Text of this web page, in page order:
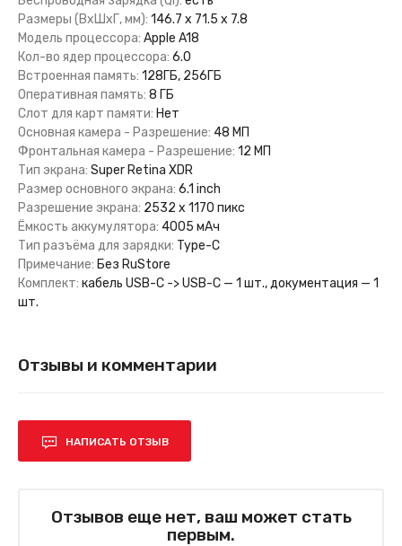
Размеры (ВхШхГ, мм): 146.7 x 71.5 x 7.8
Модель процессора: Apple A18
Кол-во ядер процессора: 6.0
Встроенная память: 128ГБ, 256ГБ
Оперативная память: 8 ГБ
Слот для карт памяти: Нет
Основная камера - Разрешение: 48 МП
Фронтальная камера - Разрешение: 12 МП
Тип экрана: Super Retina XDR
Размер основного экрана: 6.1 inch
Разрешение экрана: 2532 x 1170 пикс
Ёмкость аккумулятора: 4005 мАч
Тип разъёма для зарядки: Type-C
Примечание: Без RuStore
Комплект: кабель USB-C -> USB-C — 1 шт., документация — 1
шт.
Отзывы и комментарии
НАПИСАТЬ ОТЗЫВ
Отзывов еще нет, ваш может стать
первым.